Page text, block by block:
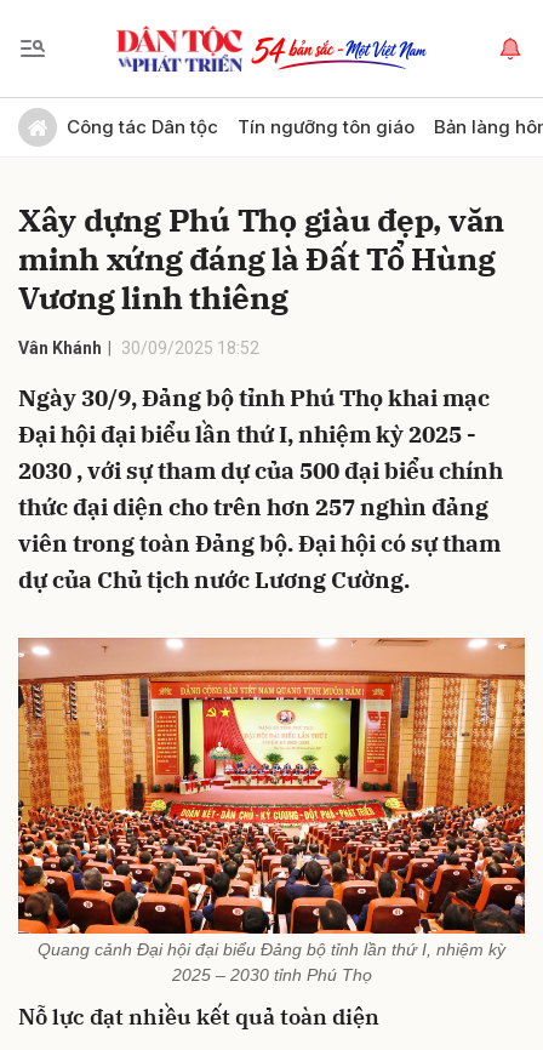
Công tác Dân tộc Tín ngưỡng tôn giáo Bản làng
Xây dựng Phú Thọ giàu đẹp, văn
minh xứng đáng là Đất Tổ Hùng
Vương linh thiêng
Vân Khánh 30/09/2025 18:52
Ngày 30/9, Đảng bộ tỉnh Phú Thọ khai mạc
Đại hội đại biểu lần thứ I, nhiệm kỳ 2025 -
2030 , với sự tham dự của 500 đại biểu chính
thức đại diện cho trên hơn 257 nghìn đảng
viên trong toàn Đảng bộ. Đại hội có sự tham
dự của Chủ tịch nước Lương Cường.
Quang cảnh Đại hội đại biểu Đảng bộ tỉnh lần thứ I, nhiệm kỳ
2025 – 2030 tỉnh Phú Thọ
Nỗ lực đạt nhiều kết quả toàn diện
Gửi bình luận